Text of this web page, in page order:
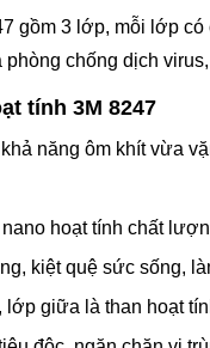
gồm 3 lớp, mỗi lớp
chống dịch
tính 3M 8247
năng ôm khít vừa
hoạt tính chất
kiệt quệ sức sống,
giữa là than hoạt